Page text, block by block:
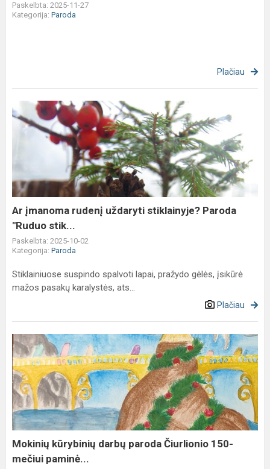
Paskelbta: 2025-11-27
Kategorija: Paroda
Plačiau
Ar
įmanoma
Paroda
"Ruduo
stik...
Ar įmanoma rudenį uždaryti stiklainyje? Paroda
"Ruduo stik...
Paskelbta: 2025-10-02
Kategorija: Paroda
Stiklainiuose suspindo spalvoti lapai, pražydo gėlės, įsikūrė
mažos pasakų karalystės, ats...
Plačiau
Mokinių
kūrybinių
darbų
paroda
Čiurlionio
150-
mečiui
paminė...
Mokinių kūrybinių darbų paroda Čiurlionio 150-
mečiui paminė...